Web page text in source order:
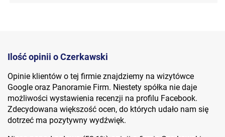
Ilość opinii o Czerkawski
Opinie klientów o tej firmie znajdziemy na wizytówce
Google oraz Panoramie Firm. Niestety spółka nie daje
możliwości wystawienia recenzji na profilu Facebook.
Zdecydowana większość ocen, do których udało nam się
dotrzeć ma pozytywny wydźwięk.